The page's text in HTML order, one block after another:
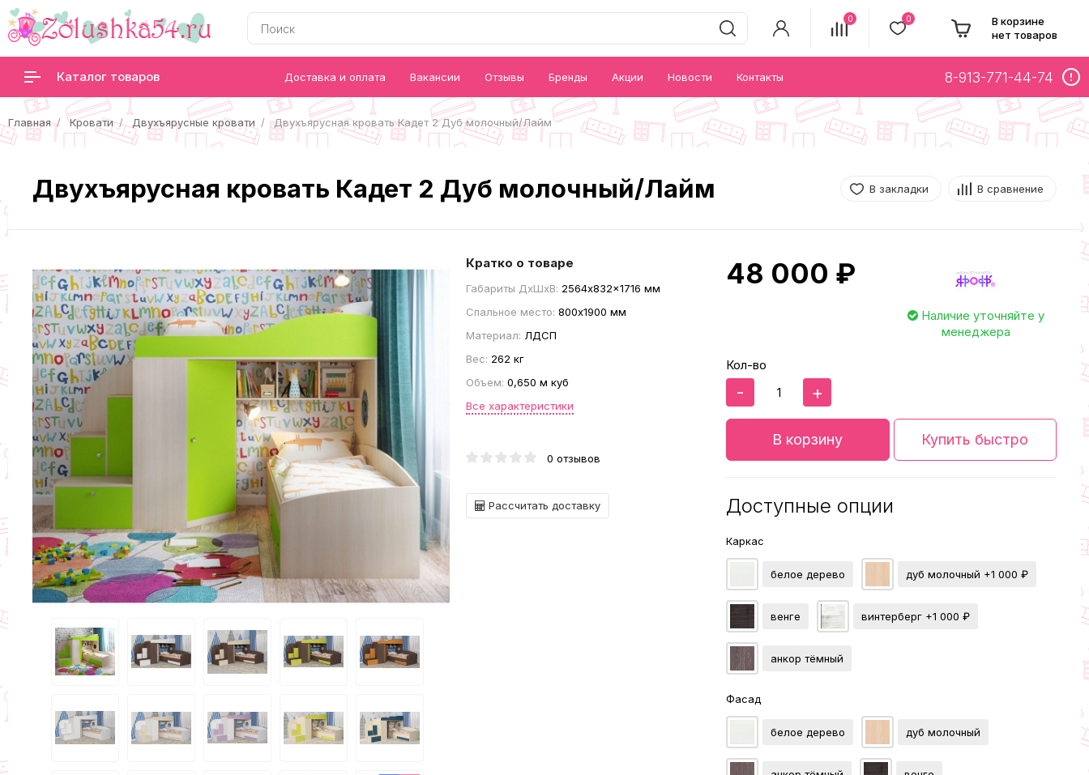
0 0
В корзине
нет товаров
Каталог товаров Доставка и оплата Вакансии Отзывы Бренды Акции Новости Контакты 8-913-771-44-74
Главная Кровати Двухъярусные кровати Двухъярусная кровать Кадет 2 Дуб молочный/Лайм
Двухъярусная кровать Кадет 2 Дуб молочный/Лайм В закладки В сравнение
Кратко о товаре
Габариты ДxШxВ: 2564x832x1716 мм
Спальное место: 800x1900 мм
Материал: ЛДСП
Вес: 262 кг
Объем: 0,650 м куб
Все характеристики
0 отзывов
Рассчитать доставку
48 000 ₽
Наличие уточняйте у
менеджера
Кол-во
- +
В корзину Купить быстро
Доступные опции
Каркас
белое дерево дуб молочный +1 000 ₽
венге винтерберг +1 000 ₽
анкор тёмный
Фасад
белое дерево дуб молочный